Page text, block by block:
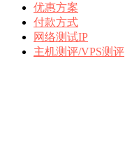
优惠方案
付款方式
网络测试IP
主机测评/VPS测评